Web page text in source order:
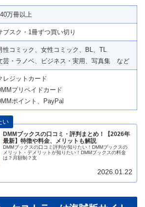
万冊以上
ブスク・1冊ずつ買い切り
性コミック、女性コミック、BL、TL
芸・ラノベ、ビジネス・実用、写真集 など
レジットカード
プリペイドカード
ポイント、PayPal
DMMブックスの口コミ・評判まとめ！【2026年
最新】特徴や料金、メリットも解説
DMMブックスの口コミ評判が知りたい！DMMブックスの
メリット・デメリットが知りたい！DMMブックスの料金
は？月額制？支
2026.01.22